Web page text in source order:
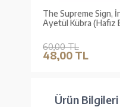
The Supreme Sign,
Ayetül Kübra (Hafız
60,00 TL
48,00 TL
Ürün Bilgileri